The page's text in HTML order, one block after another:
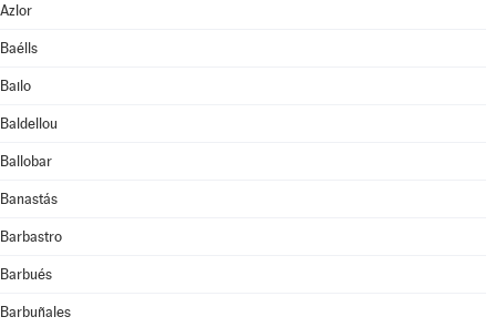
Azlor
Baélls
Bailo
Baldellou
Ballobar
Banastás
Barbastro
Barbués
Barbuñales